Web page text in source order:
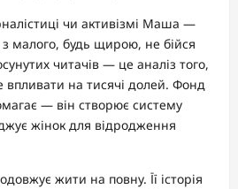
чи активізмі Маша —
малого, будь щирою, не бійся
читачів — це аналіз того,
на тисячі долей. Фонд
— він створює систему
жінок для відродження
жити на повну. Її історія